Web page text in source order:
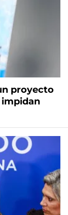
proyecto
impidan